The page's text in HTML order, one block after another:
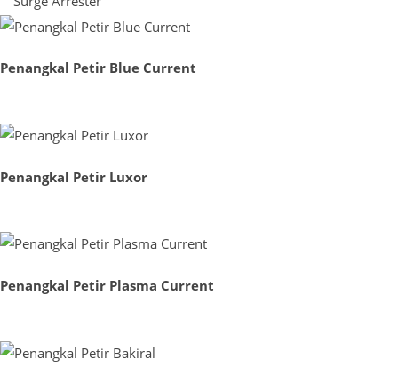
Penangkal Petir Blue Current
Penangkal Petir Luxor
Penangkal Petir Plasma Current